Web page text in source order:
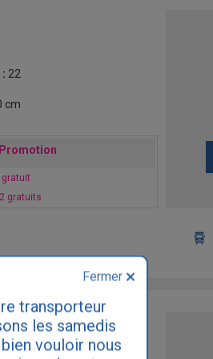
22
cm
Promotion
gratuit
gratuits
transporteur
les samedis
vouloir nous
Fermer